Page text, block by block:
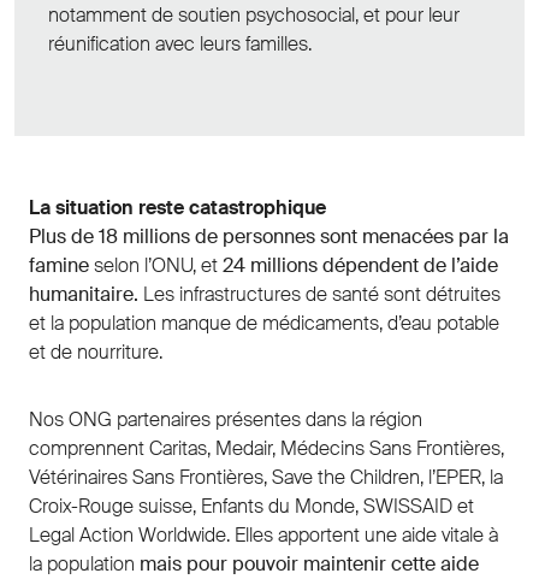
notamment de soutien psychosocial, et pour leur
réunification avec leurs familles.
La situation reste catastrophique
Plus de 18 millions de personnes sont menacées par la
famineselon l’ONU, et24 millions dépendent de l’aide
humanitaire. Les infrastructures de santé sont détruites
et la population manque de médicaments, d’eau potable
et de nourriture.
Nos ONG partenaires présentes dans la région
comprennent Caritas, Medair, Médecins Sans Frontières,
Vétérinaires Sans Frontières, Save the Children, l’EPER, la
Croix-Rouge suisse, Enfants du Monde, SWISSAID et
Legal Action Worldwide. Elles apportent une aide vitale à
la population mais pour pouvoir maintenir cette aide